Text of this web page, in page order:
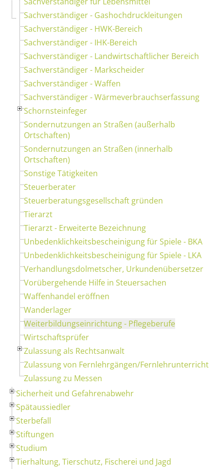
Sachverständiger - Gashochdruckleitungen
Sachverständiger - HWK-Bereich
Sachverständiger - IHK-Bereich
Sachverständiger - Landwirtschaftlicher Bereich
Sachverständiger - Markscheider
Sachverständiger - Waffen
Sachverständiger - Wärmeverbrauchserfassung
Schornsteinfeger
Sondernutzungen an Straßen (außerhalb
Ortschaften)
Sondernutzungen an Straßen (innerhalb
Ortschaften)
Sonstige Tätigkeiten
Steuerberater
Steuerberatungsgesellschaft gründen
Tierarzt
Tierarzt - Erweiterte Bezeichnung
Unbedenklichkeitsbescheinigung für Spiele - BKA
Unbedenklichkeitsbescheinigung für Spiele - LKA
Verhandlungsdolmetscher, Urkundenübersetzer
Vorübergehende Hilfe in Steuersachen
Waffenhandel eröffnen
Wanderlager
Weiterbildungseinrichtung - Pflegeberufe
Wirtschaftsprüfer
Zulassung als Rechtsanwalt
Zulassung von Fernlehrgängen/Fernlehrunterricht
Zulassung zu Messen
Sicherheit und Gefahrenabwehr
Spätaussiedler
Sterbefall
Stiftungen
Studium
Tierhaltung, Tierschutz, Fischerei und Jagd